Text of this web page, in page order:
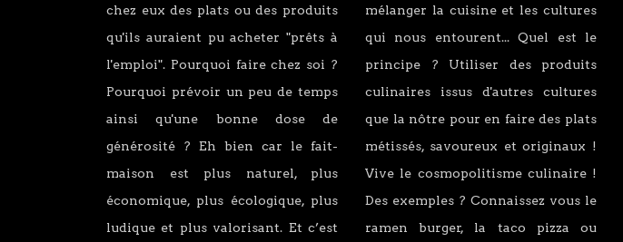
chez eux des plats ou des produits
qu'ils auraient pu acheter "prêts à
l'emploi". Pourquoi faire chez soi ?
Pourquoi prévoir un peu de temps
ainsi qu'une bonne dose de
générosité ? Eh bien car le fait-
maison est plus naturel, plus
économique, plus écologique, plus
ludique et plus valorisant. Et c’est
mélanger la cuisine et les cultures
qui nous entourent... Quel est le
principe ? Utiliser des produits
culinaires issus d'autres cultures
que la nôtre pour en faire des plats
métissés, savoureux et originaux !
Vive le cosmopolitisme culinaire !
Des exemples ? Connaissez vous le
ramen burger, la taco pizza ou